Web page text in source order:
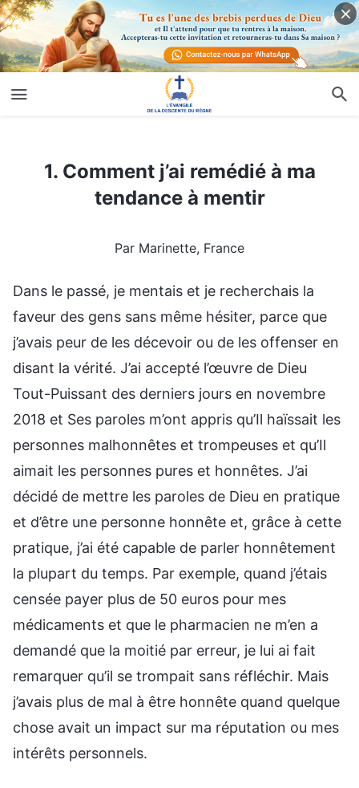
1. Comment j’ai remédié à ma tendance à mentir
1. Comment j’ai remédié à ma
tendance à mentir
Par Marinette, France
Dans le passé, je mentais et je recherchais la
faveur des gens sans même hésiter, parce que
j’avais peur de les décevoir ou de les offenser en
disant la vérité. J’ai accepté l’œuvre de Dieu
Tout-Puissant des derniers jours en novembre
2018 et Ses paroles m’ont appris qu’Il haïssait les
personnes malhonnêtes et trompeuses et qu’Il
aimait les personnes pures et honnêtes. J’ai
décidé de mettre les paroles de Dieu en pratique
et d’être une personne honnête et, grâce à cette
pratique, j’ai été capable de parler honnêtement
la plupart du temps. Par exemple, quand j’étais
censée payer plus de 50 euros pour mes
médicaments et que le pharmacien ne m’en a
demandé que la moitié par erreur, je lui ai fait
remarquer qu’il se trompait sans réfléchir. Mais
j’avais plus de mal à être honnête quand quelque
chose avait un impact sur ma réputation ou mes
intérêts personnels.